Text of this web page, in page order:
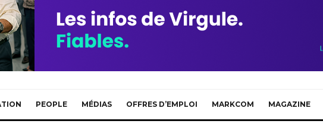
PEOPLE MÉDIAS OFFRES D’EMPLOI MARKCOM MAGAZINE